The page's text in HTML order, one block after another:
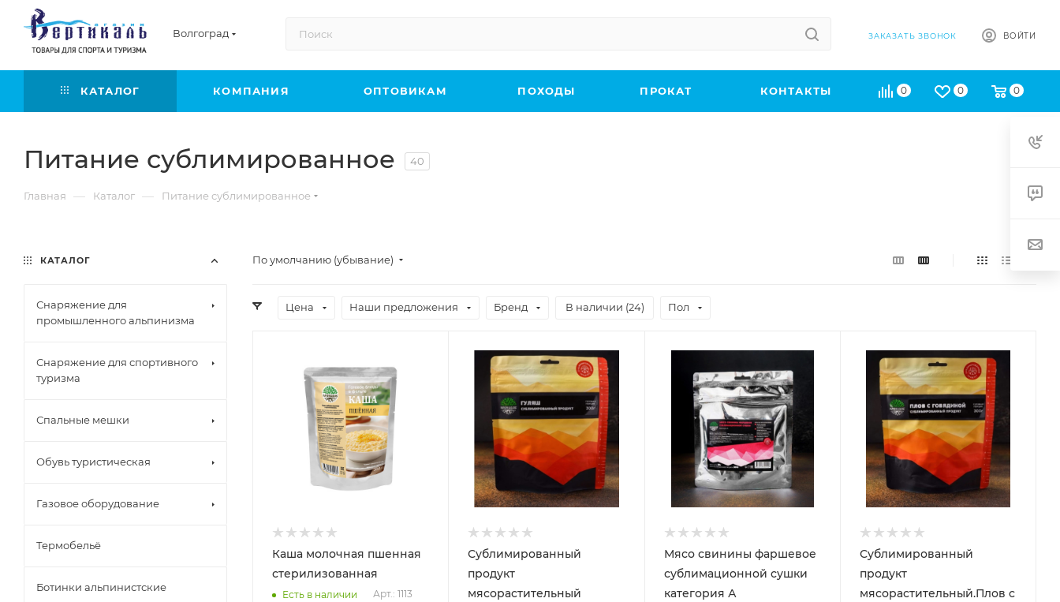
Волгоград ЗАКАЗАТЬ ЗВОНОК ВОЙТИ
0 0 0
КАТАЛОГ КОМПАНИЯ ОПТОВИКАМ ПОХОДЫ ПРОКАТ КОНТАКТЫ
Питание сублимированное 40
Главная — Каталог — Питание сублимированное
По умолчанию (убывание)
Цена Наши предложения Бренд В наличии (24) Пол
Каша молочная пшенная
стерилизованная
Есть в наличии Арт.: 1113
Сублимированный
продукт
мясорастительный
Мясо свинины фаршевое
сублимационной сушки
категория А
Сублимированный
продукт
мясорастительный.Плов с
КАТАЛОГ
Снаряжение для
промышленного альпинизма
Снаряжение для спортивного
туризма
Спальные мешки
Обувь туристическая
Газовое оборудование
Термобельё
Ботинки альпинистские